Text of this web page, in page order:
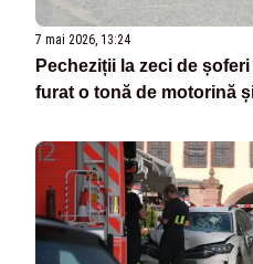
7 mai 2026, 13:24
Pecheziții la zeci de
furat o tonă de motorină